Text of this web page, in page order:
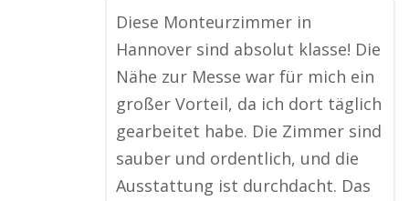
Diese Monteurzimmer in
Hannover sind absolut klasse! Die
Nähe zur Messe war für mich ein
großer Vorteil, da ich dort täglich
gearbeitet habe. Die Zimmer sind
sauber und ordentlich, und die
Ausstattung ist durchdacht. Das